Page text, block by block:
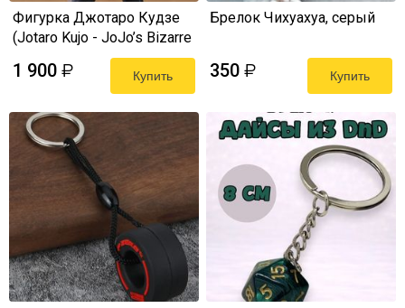
Фигурка Джотаро Кудзе
(Jotaro Kujo - JoJo’s Bizarre
Adventure) Nendoroid копия
1 900 ₽ Купить
Брелок Чихуахуа, серый
350 ₽ Купить